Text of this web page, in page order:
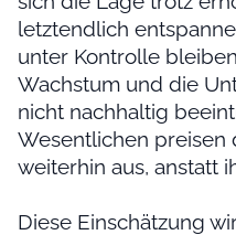
letztendlich
unter Kontrolle
Wachstum und die
nicht nachhaltig
Wesentlichen preisen
weiterhin aus, anstatt
Diese Einschätzung